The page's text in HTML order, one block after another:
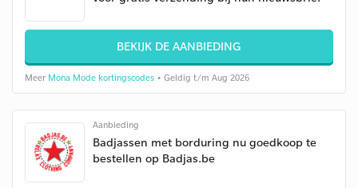
BEKIJK DE AANBIEDING
Meer Mona Mode kortingscodes • Geldig t/m Aug 2026
Aanbieding
Badjassen met borduring nu goedkoop te
bestellen op Badjas.be